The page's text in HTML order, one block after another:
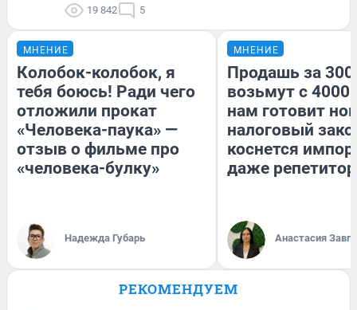
19 842 5
МНЕНИЕ
Колобок-колобок, я
тебя боюсь! Ради чего
отложили прокат
«Человека-паука» —
отзыв о фильме про
«человека-булку»
Надежда Губарь
МНЕНИЕ
Продашь за
возьмут с
нам готовит
налоговый
коснется
даже
Анастасия
РЕКОМЕНДУЕМ